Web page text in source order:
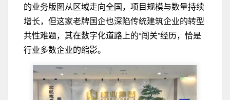
的业务版图从区域走向全国，项目规模与数量持续
增长，但这家老牌国企也深陷传统建筑企业的转型
共性难题，其在数字化道路上的“闯关”经历，恰是
行业多数企业的缩影。